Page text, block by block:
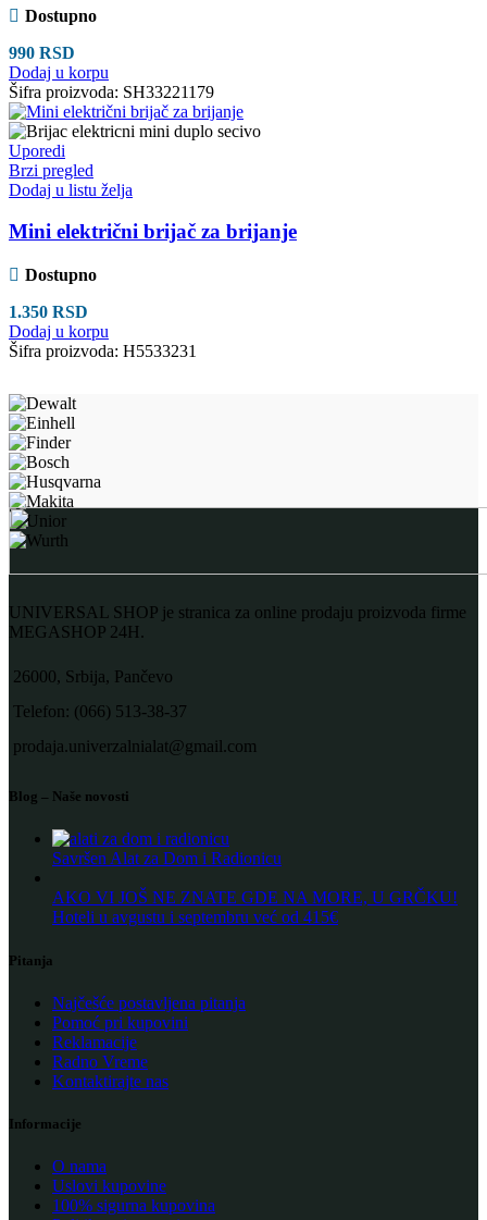
Dostupno
990 RSD
Dodaj u korpu
Šifra proizvoda: SH33221179
Uporedi
Brzi pregled
Dodaj u listu želja
Mini električni brijač za brijanje
Dostupno
1.350 RSD
Dodaj u korpu
Šifra proizvoda: H5533231
UNIVERSAL SHOP je stranica za online prodaju proizvoda firme
MEGASHOP 24H.
26000, Srbija, Pančevo
Telefon: (066) 513-38-37
prodaja.univerzalnialat@gmail.com
Blog – Naše novosti
Savršen Alat za Dom i Radionicu
AKO VI JOŠ NE ZNATE GDE NA MORE, U GRČKU!
Hoteli u avgustu i septembru već od 415€
Pitanja
Najčešće postavljena pitanja
Pomoć pri kupovini
Reklamacije
Radno Vreme
Kontaktirajte nas
Informacije
O nama
Uslovi kupovine
100% sigurna kupovina